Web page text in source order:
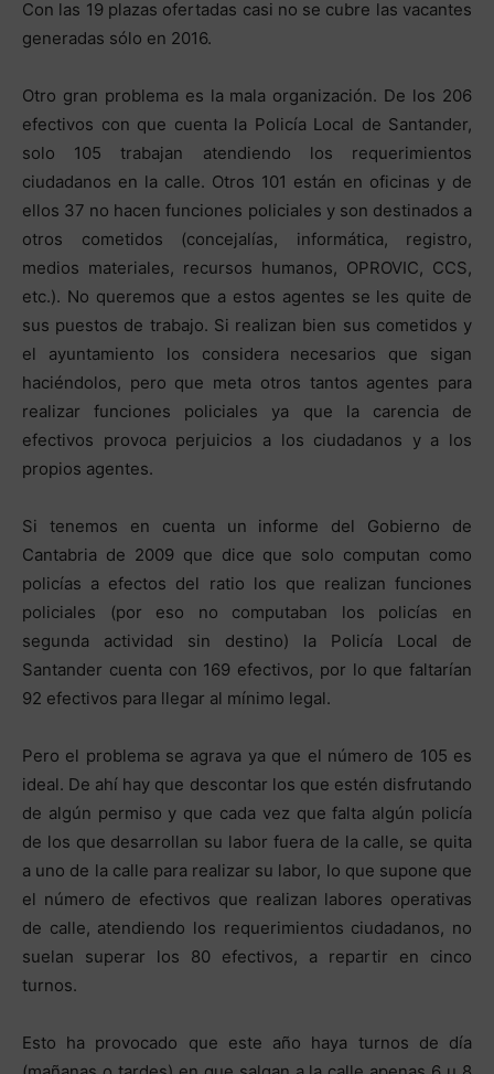
Con las 19 plazas ofertadas casi no se cubre las vacantes
generadas sólo en 2016.
Otro gran problema es la mala organización. De los 206
efectivos con que cuenta la Policía Local de Santander,
solo 105 trabajan atendiendo los requerimientos
ciudadanos en la calle. Otros 101 están en oficinas y de
ellos 37 no hacen funciones policiales y son destinados a
otros cometidos (concejalías, informática, registro,
medios materiales, recursos humanos, OPROVIC, CCS,
etc.). No queremos que a estos agentes se les quite de
sus puestos de trabajo. Si realizan bien sus cometidos y
el ayuntamiento los considera necesarios que sigan
haciéndolos, pero que meta otros tantos agentes para
realizar funciones policiales ya que la carencia de
efectivos provoca perjuicios a los ciudadanos y a los
propios agentes.
Si tenemos en cuenta un informe del Gobierno de
Cantabria de 2009 que dice que solo computan como
policías a efectos del ratio los que realizan funciones
policiales (por eso no computaban los policías en
segunda actividad sin destino) la Policía Local de
Santander cuenta con 169 efectivos, por lo que faltarían
92 efectivos para llegar al mínimo legal.
Pero el problema se agrava ya que el número de 105 es
ideal. De ahí hay que descontar los que estén disfrutando
de algún permiso y que cada vez que falta algún policía
de los que desarrollan su labor fuera de la calle, se quita
a uno de la calle para realizar su labor, lo que supone que
el número de efectivos que realizan labores operativas
de calle, atendiendo los requerimientos ciudadanos, no
suelan superar los 80 efectivos, a repartir en cinco
turnos.
Esto ha provocado que este año haya turnos de día